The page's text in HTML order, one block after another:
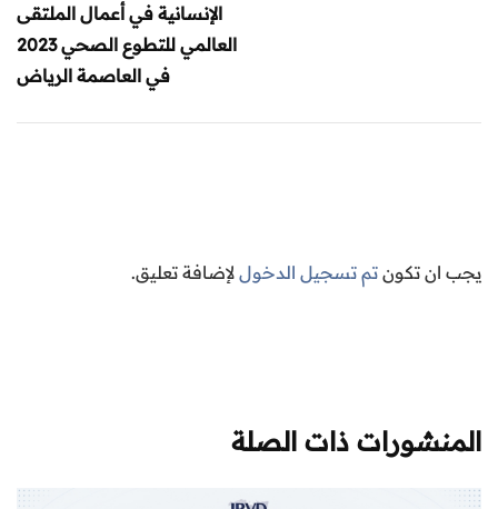
الإنسانية في أعمال الملتقى
العالمي للتطوع الصحي 2023
في العاصمة الرياض
يجب ان تكون تم تسجيل الدخول لإضافة تعليق.
المنشورات ذات الصلة